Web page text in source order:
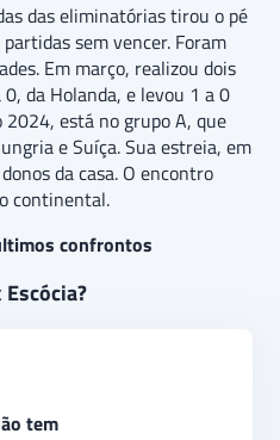
das eliminatórias tirou o pé
sem vencer. Foram
Em março, realizou dois
da Holanda, e levou 1 a 0
está no grupo A, que
e Suíça. Sua estreia, em
da casa. O encontro
continental.
confrontos
tem